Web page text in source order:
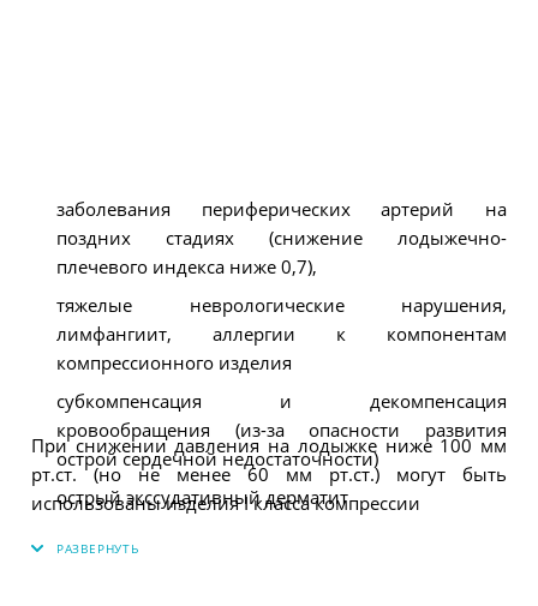
заболевания периферических артерий на
поздних стадиях (снижение лодыжечно-
плечевого индекса ниже 0,7),
тяжелые неврологические нарушения,
лимфангиит, аллергии к компонентам
компрессионного изделия
субкомпенсация и декомпенсация
кровообращения (из-за опасности развития
острой сердечной недостаточности)
острый экссудативный дерматит
При снижении давления на лодыжке ниже 100 мм
рт.ст. (но не менее 60 мм рт.ст.) могут быть
использованы изделия I класса компрессии